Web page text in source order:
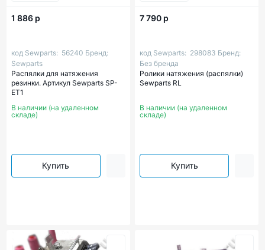
1 886 р
код Sewparts: 56240 Бренд:
Sewparts
Распялки для натяжения
резинки. Артикул Sewparts SP-
ET1
В наличии (на удаленном
складе)
Купить
7 790 р
код Sewparts: 298083 Бренд:
Без бренда
Ролики натяжения (распялки)
Sewparts RL
В наличии (на удаленном
складе)
Купить